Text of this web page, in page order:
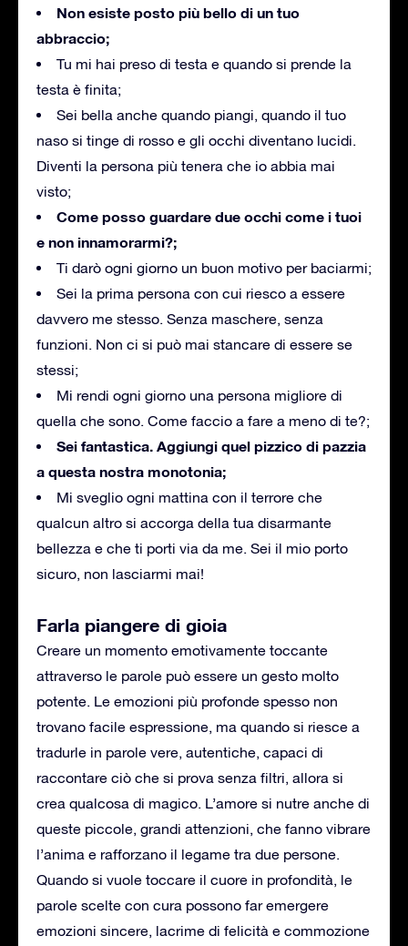
Non esiste posto più bello di un tuo
abbraccio;
Tu mi hai preso di testa e quando si prende la
testa è finita;
Sei bella anche quando piangi, quando il tuo
naso si tinge di rosso e gli occhi diventano lucidi.
Diventi la persona più tenera che io abbia mai
visto;
Come posso guardare due occhi come i tuoi
e non innamorarmi?;
Ti darò ogni giorno un buon motivo per baciarmi;
Sei la prima persona con cui riesco a essere
davvero me stesso. Senza maschere, senza
funzioni. Non ci si può mai stancare di essere se
stessi;
Mi rendi ogni giorno una persona migliore di
quella che sono. Come faccio a fare a meno di te?;
Sei fantastica. Aggiungi quel pizzico di pazzia
a questa nostra monotonia;
Mi sveglio ogni mattina con il terrore che
qualcun altro si accorga della tua disarmante
bellezza e che ti porti via da me. Sei il mio porto
sicuro, non lasciarmi mai!
Farla piangere di gioia
Creare un momento emotivamente toccante
attraverso le parole può essere un gesto molto
potente. Le emozioni più profonde spesso non
trovano facile espressione, ma quando si riesce a
tradurle in parole vere, autentiche, capaci di
raccontare ciò che si prova senza filtri, allora si
crea qualcosa di magico. L’amore si nutre anche di
queste piccole, grandi attenzioni, che fanno vibrare
l’anima e rafforzano il legame tra due persone.
Quando si vuole toccare il cuore in profondità, le
parole scelte con cura possono far emergere
emozioni sincere, lacrime di felicità e commozione